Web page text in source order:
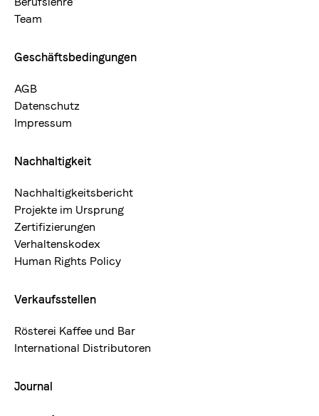
Arten
75 % Arabica / 25 % Robusta
Team
Geschäftsbedingungen
AGB
Datenschutz
Impressum
Nachhaltigkeit
Nachhaltigkeitsbericht
Projekte im Ursprung
Zertifizierungen
Verhaltenskodex
Human Rights Policy
Verkaufsstellen
Rösterei Kaffee und Bar
International Distributoren
Journal